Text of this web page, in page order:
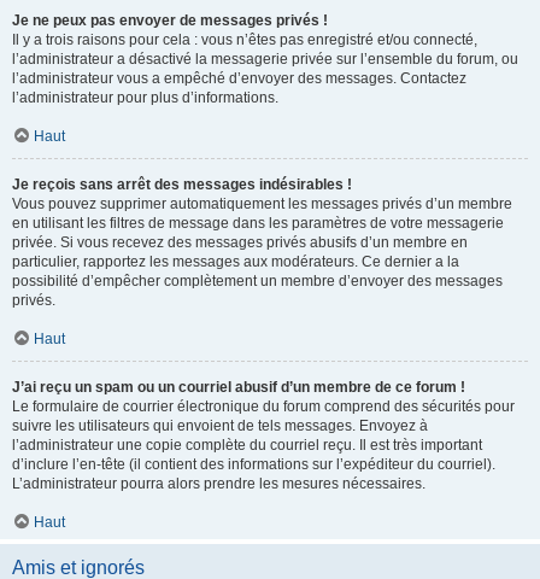
Je ne peux pas envoyer de messages privés !
Il y a trois raisons pour cela : vous n’êtes pas enregistré et/ou connecté,
l’administrateur a désactivé la messagerie privée sur l’ensemble du forum, ou
l’administrateur vous a empêché d’envoyer des messages. Contactez
l’administrateur pour plus d’informations.
Haut
Je reçois sans arrêt des messages indésirables !
Vous pouvez supprimer automatiquement les messages privés d’un membre
en utilisant les filtres de message dans les paramètres de votre messagerie
privée. Si vous recevez des messages privés abusifs d’un membre en
particulier, rapportez les messages aux modérateurs. Ce dernier a la
possibilité d’empêcher complètement un membre d’envoyer des messages
privés.
Haut
J’ai reçu un spam ou un courriel abusif d’un membre de ce forum !
Le formulaire de courrier électronique du forum comprend des sécurités pour
suivre les utilisateurs qui envoient de tels messages. Envoyez à
l’administrateur une copie complète du courriel reçu. Il est très important
d’inclure l’en-tête (il contient des informations sur l’expéditeur du courriel).
L’administrateur pourra alors prendre les mesures nécessaires.
Haut
Amis et ignorés